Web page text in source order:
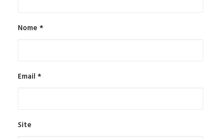
Nome *
Email *
Site